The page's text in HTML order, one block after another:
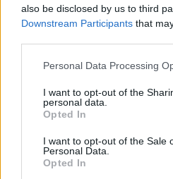
also be disclosed by us to third
Downstream Participants that
Personal Data Processing
I want to opt-out of the
personal data.
Opted In
I want to opt-out of the Sale
Personal Data.
Opted In
Még idén év vége előtt
CTPark Budapest Westbe, egy
négyzetméteres raktárépületbe.
már kivitelezés alatt áll a
a Portfolio Ingatlan Adatbázisa
négyzetméteráron lesz bérelhető.
KEDVES OLVASÓNK!